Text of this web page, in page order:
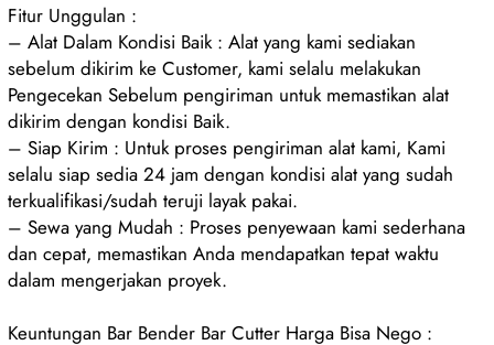
Fitur Unggulan :
– Alat Dalam Kondisi Baik : Alat yang kami sediakan
sebelum dikirim ke Customer, kami selalu melakukan
Pengecekan Sebelum pengiriman untuk memastikan alat
dikirim dengan kondisi Baik.
– Siap Kirim : Untuk proses pengiriman alat kami, Kami
selalu siap sedia 24 jam dengan kondisi alat yang sudah
terkualifikasi/sudah teruji layak pakai.
– Sewa yang Mudah : Proses penyewaan kami sederhana
dan cepat, memastikan Anda mendapatkan tepat waktu
dalam mengerjakan proyek.
Keuntungan Bar Bender Bar Cutter Harga Bisa Nego :